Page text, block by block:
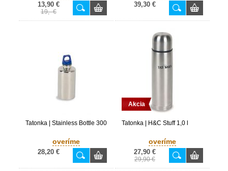
13,90 €
19,- €
39,30 €
Tatonka | Stainless Bottle 300
overíme
28,20 €
Akcia
Tatonka | H&C Stuff 1,0 l
overíme
27,90 €
29,90 €